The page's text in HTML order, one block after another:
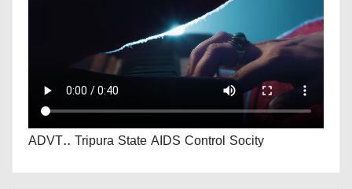
ADVT.. Tripura State AIDS Control Socity